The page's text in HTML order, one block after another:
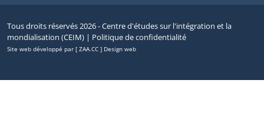
Tous droits réservés 2026 - Centre d'études sur l'intégration et la
mondialisation (CEIM) | Politique de confidentialité
Site web développé par [ ZAA.CC ] Design web